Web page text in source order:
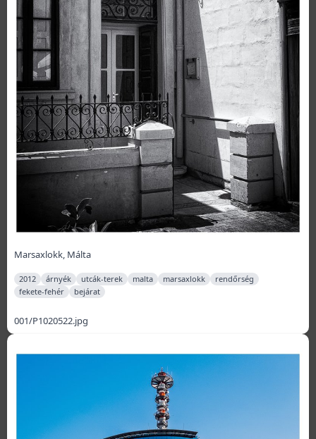
Marsaxlokk, Málta
2012 árnyék utcák-terek malta marsaxlokk
rendőrség
fekete-fehér
bejárat
001/P1020522.jpg